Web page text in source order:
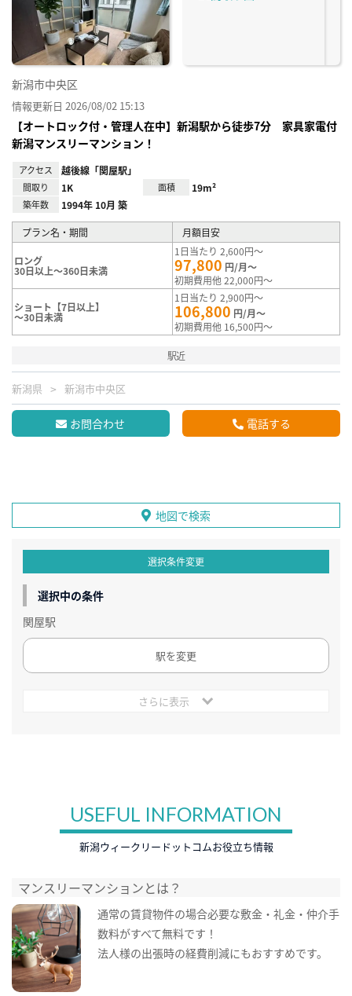
新潟市中央区
情報更新日 2026/08/02 15:13
【オートロック付・管理人在中】新潟駅から徒歩7分 家具家電付
新潟マンスリーマンション！
アクセス 越後線「関屋駅」
間取り 1K 面積 19m²
築年数 1994年 10月 築
プラン名・期間 月額目安
ロング
30日以上～360日未満
1日当たり 2,600円～
97,800 円/月～
初期費用他 22,000円～
ショート【7日以上】
～30日未満
1日当たり 2,900円～
106,800 円/月～
初期費用他 16,500円～
駅近
新潟県 新潟市中央区
お問合わせ 電話する
地図で検索
選択条件変更
選択中の条件
関屋駅
駅を変更
さらに表示
USEFUL INFORMATION
新潟ウィークリードットコムお役立ち情報
マンスリーマンションとは？
通常の賃貸物件の場合必要な敷金・礼金・仲介手
数料がすべて無料です！
法人様の出張時の経費削減にもおすすめです。